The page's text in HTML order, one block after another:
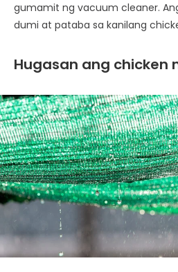
gumamit ng vacuum cleaner.
dumi at pataba sa kanilang
Hugasan ang chicken